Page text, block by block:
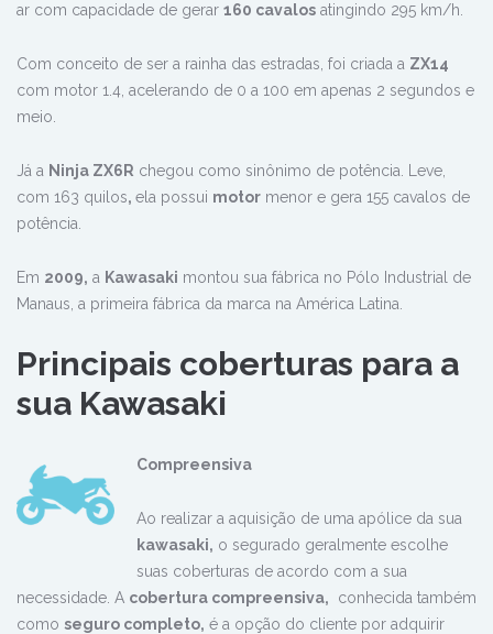
ar com capacidade de gerar 160 cavalos atingindo 295 km/h.
Com conceito de ser a rainha das estradas, foi criada a ZX14
com motor 1.4, acelerando de 0 a 100 em apenas 2 segundos e
meio.
Já a Ninja ZX6R chegou como sinônimo de potência. Leve,
com 163 quilos, ela possui motor menor e gera 155 cavalos de
potência.
Em 2009, a Kawasaki montou sua fábrica no Pólo Industrial de
Manaus, a primeira fábrica da marca na América Latina.
Principais coberturas para a
sua Kawasaki
Compreensiva
Ao realizar a aquisição de uma apólice da sua
kawasaki, o segurado geralmente escolhe
suas coberturas de acordo com a sua
necessidade. A cobertura compreensiva, conhecida também
como seguro completo, é a opção do cliente por adquirir